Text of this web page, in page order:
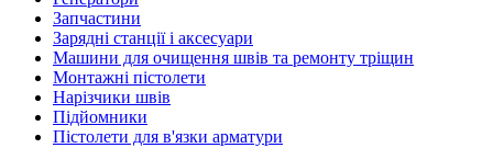
Запчастини
Зарядні станції і аксесуари
Машини для очищення швів та ремонту тріщин
Монтажні пістолети
Нарізчики швів
Підйомники
Пістолети для в'язки арматури